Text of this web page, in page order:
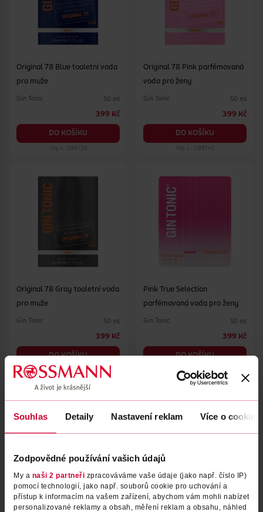
Souhlas Detaily Nastavení reklam Více o cookies
Zodpovědné používání vašich údajů
My a naši 2 partneři zpracováváme vaše údaje (jako např. číslo IP)
pomocí technologií, jako např. souborů cookie pro uchování a
přístup k informacím na vašem zařízení, abychom vám mohli nabízet
personalizované reklamy a obsah, měření reklam a obsahu, náhled
Original 78 Blue toaletní voda
pro muže
Gin Tonic 50 ml
399 Kč
DO KOŠÍKU
Obj. č.: 1288728
Original 78 Pink parfémovaná
voda pro ženy
Gin Tonic 50 ml
399 Kč
DO KOŠÍKU
Obj. č.: 1288742
Original 78 Gray toaletní voda
pro muže
Gin Tonic 50 ml
399 Kč
DO KOŠÍKU
Obj. č.: 1288735
Pink True Selection
parfémovaná voda pro ženy
Gin Tonic 50 ml
399 Kč
DO KOŠÍKU
Obj. č.: 1385892